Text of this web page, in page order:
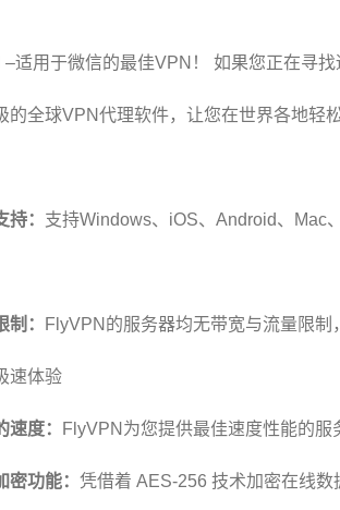
–适用于微信的最佳VPN！ 如果您正在寻
的全球VPN代理软件，让您在世界各地轻
持： 支持Windows、iOS、Android、Mac
制： FlyVPN的服务器均无带宽与流量限
速体验
速度： FlyVPN为您提供最佳速度性能的服
密功能： 凭借着 AES-256 技术加密在线